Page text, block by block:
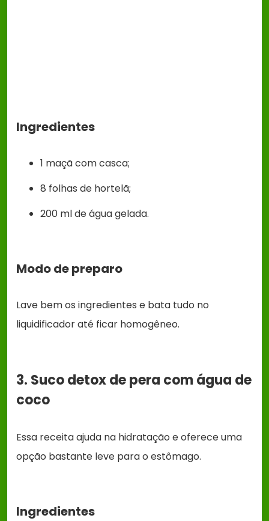
Ingredientes
1 maçã com casca;
8 folhas de hortelã;
200 ml de água gelada.
Modo de preparo
Lave bem os ingredientes e bata tudo no
liquidificador até ficar homogêneo.
3. Suco detox de pera com água de
coco
Essa receita ajuda na hidratação e oferece uma
opção bastante leve para o estômago.
Ingredientes